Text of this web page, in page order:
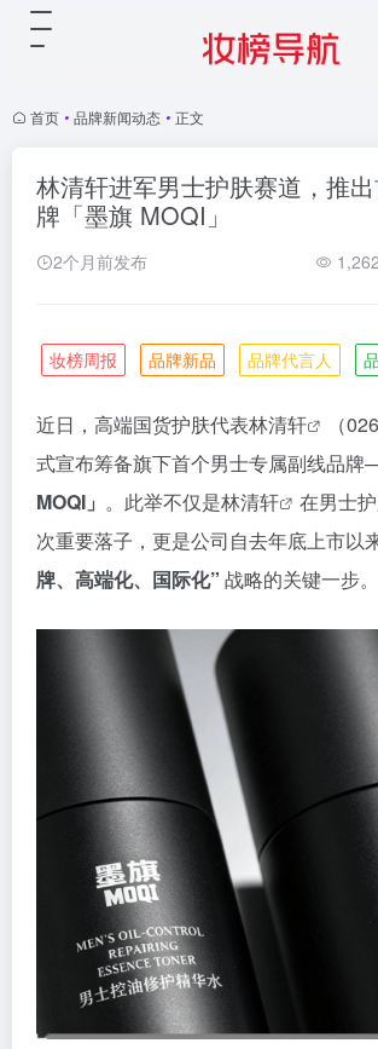
首页 • 品牌新闻动态 • 正文
林清轩进军男士护肤赛道，推
牌「墨旗 MOQI」
2个月前发布 1,262
妆榜周报 品牌新品 品牌代言人
近日，高端国货护肤代表林清轩 （
式宣布筹备旗下首个男士专属副线品
MOQI」 。此举不仅是林清轩 在男士
次重要落子，更是公司自去年底上市以
牌、高端化、国际化” 战略的关键一步。